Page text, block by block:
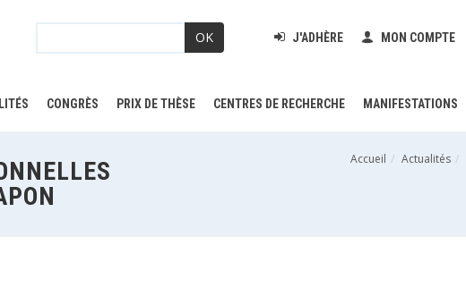
OK J'ADHÈRE MON COMPTE
CONGRÈS PRIX DE THÈSE CENTRES DE RECHERCHE MANIFESTATIONS
Accueil Actualités